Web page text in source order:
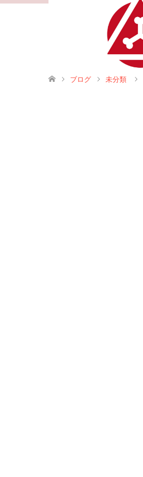
ブログ 未分類